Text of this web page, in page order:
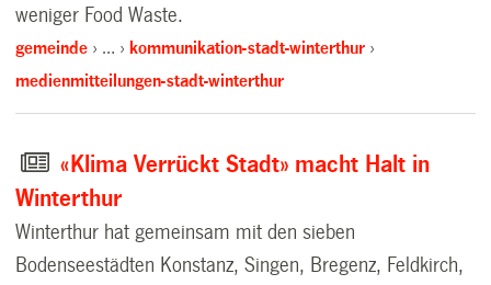
weniger Food Waste.
gemeinde …
kommunikation-stadt-winterthur
medienmitteilungen-stadt-winterthur
«Klima Verrückt Stadt» macht Halt in
Winterthur
Winterthur hat gemeinsam mit den sieben
Bodenseestädten Konstanz, Singen, Bregenz, Feldkirch,